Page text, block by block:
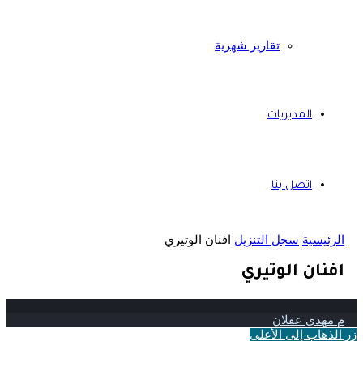
تقارير شهرية
المديريات
اتصل بنا
الرئيسية|سجل التنزيل| افنان الوتيري
افنان الوتيري
م مهدي عقلان
زر الذهاب إلى الأعلى